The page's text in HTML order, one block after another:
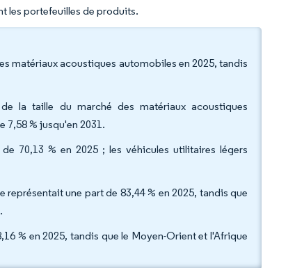
les portefeuilles de produits.
matériaux acoustiques automobiles en 2025, tandis
la taille du marché des matériaux acoustiques
% jusqu'en 2031.
70,13 % en 2025 ; les véhicules utilitaires légers
une part de 83,44 % en 2025, tandis que
% en 2025, tandis que le Moyen-Orient et l'Afrique